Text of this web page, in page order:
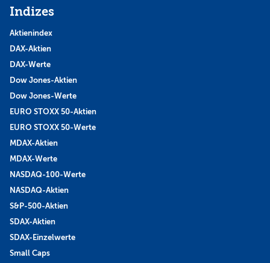
Indizes
Aktienindex
DAX-Aktien
DAX-Werte
Dow Jones-Aktien
Dow Jones-Werte
EURO STOXX 50-Aktien
EURO STOXX 50-Werte
MDAX-Aktien
MDAX-Werte
NASDAQ-100-Werte
NASDAQ-Aktien
S&P-500-Aktien
SDAX-Aktien
SDAX-Einzelwerte
Small Caps